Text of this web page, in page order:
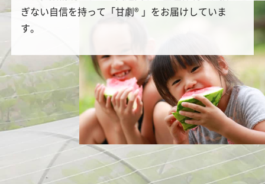
ぎない自信を持って「甘劇® 」をお届けしていま
す。